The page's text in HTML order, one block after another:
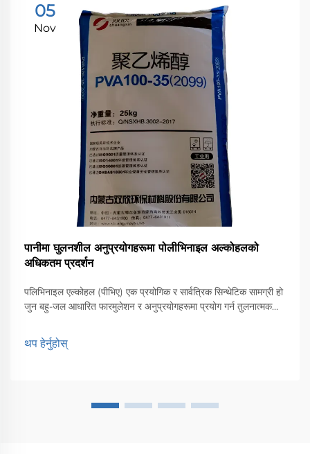
05
Nov
पानीमा घुलनशील अनुप्रयोगहरूमा पोलीभिनाइल अल्कोहलको
अधिकतम प्रदर्शन
पलिभिनाइल एल्कोहल (पीभिए) एक प्रयोगिक र सार्वत्रिक सिन्थेटिक सामग्री हो
जुन बहु-जल आधारित फारमुलेशन र अनुप्रयोगहरूमा प्रयोग गर्न तुलनात्मक
क्षेत्रहरूको चर्चा गर्दछ।
थप हेर्नुहोस्